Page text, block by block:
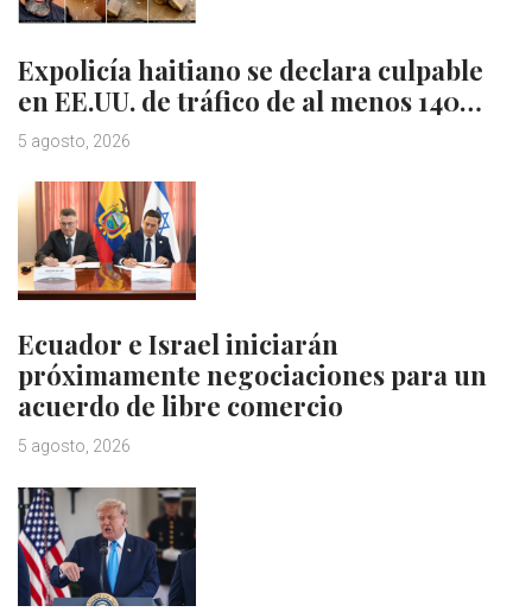
Expolicía haitiano se declara culpable
en EE.UU. de tráfico de al menos 140…
5 agosto, 2026
Ecuador e Israel iniciarán
próximamente negociaciones para un
acuerdo de libre comercio
5 agosto, 2026